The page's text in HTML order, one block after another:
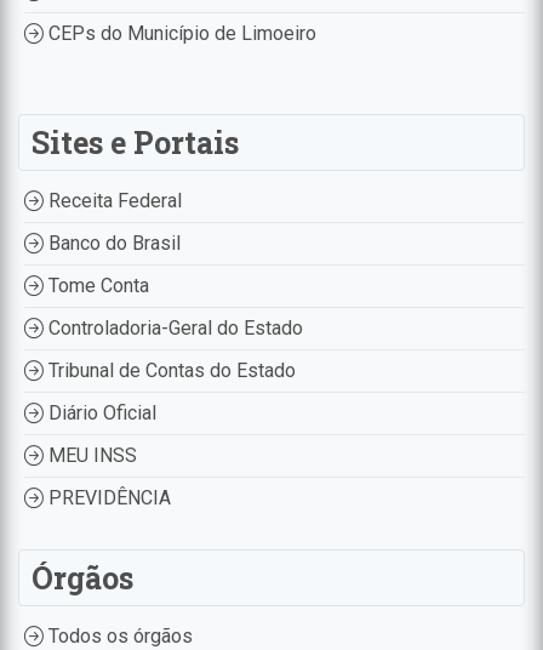
CEPs do Município de Limoeiro
Sites e Portais
Receita Federal
Banco do Brasil
Tome Conta
Controladoria-Geral do Estado
Tribunal de Contas do Estado
Diário Oficial
MEU INSS
PREVIDÊNCIA
Órgãos
Todos os órgãos